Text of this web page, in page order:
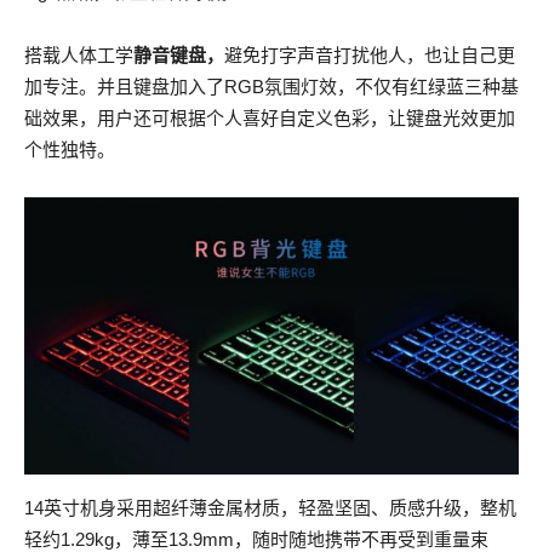
搭载人体工学静音键盘， 避免打字声音打扰他人，也让自己更
加专注。并且键盘加入了RGB氛围灯效，不仅有红绿蓝三种基
础效果，用户还可根据个人喜好自定义色彩，让键盘光效更加
个性独特。
14英寸机身采用超纤薄金属材质，轻盈坚固、质感升级，整机
轻约1.29kg，薄至13.9mm，随时随地携带不再受到重量束